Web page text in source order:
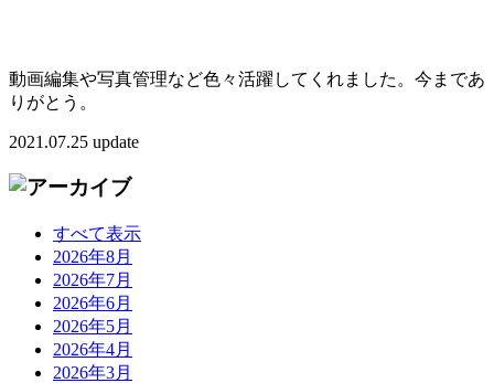
動画編集や写真管理など色々活躍してくれました。今まであ
りがとう。
2021.07.25 update
すべて表示
2026年8月
2026年7月
2026年6月
2026年5月
2026年4月
2026年3月